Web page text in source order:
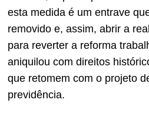
esta medida é um entrave
removido e, assim, abrir a
para reverter a reforma
aniquilou com direitos
que retomem com o projeto
previdência.